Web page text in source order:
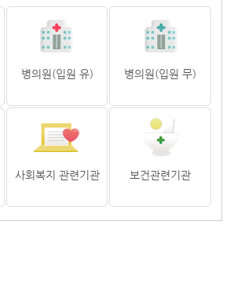
병의원(입원 유) 병의원(입원 무)
사회복지 관련기관 보건관련기관